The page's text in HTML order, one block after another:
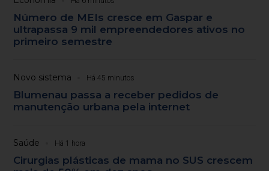
Número de MEIs cresce em Gaspar e
ultrapassa 9 mil empreendedores ativos no
primeiro semestre
Novo sistema Há 45 minutos
Blumenau passa a receber pedidos de
manutenção urbana pela internet
Saúde Há 1 hora
Cirurgias plásticas de mama no SUS crescem